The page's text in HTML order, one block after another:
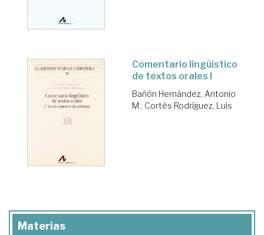
Comentario lingüistico
de textos orales I
Bañón Hernández, Antonio
M.; Cortés Rodríguez, Luis
Materias